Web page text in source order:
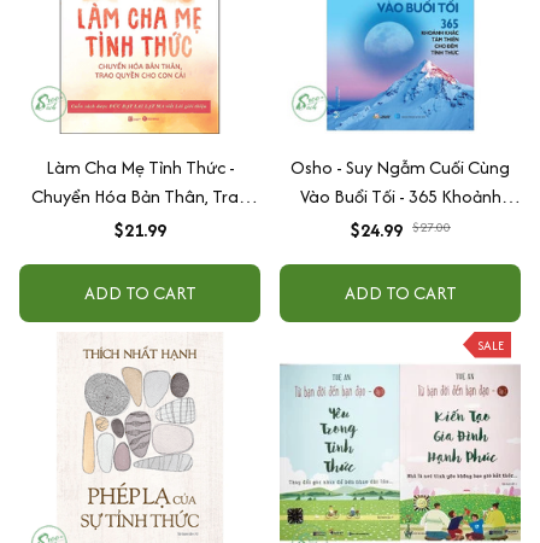
Làm Cha Mẹ Tỉnh Thức -
Chuyển Hóa Bản Thân, Trao
Quyền Cho Con Cái
$21.99
ADD TO CART
Osho - Suy Ngẫm Cuối Cùng
Vào Buổi Tối - 365 Khoảnh
Khắc Tâm Thiền Cho Đêm
$24.99 $27.00
ADD TO CART
SALE